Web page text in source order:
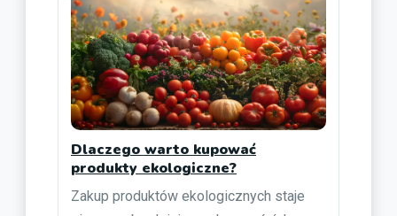
Dlaczego warto kupować
produkty ekologiczne?
Zakup produktów ekologicznych staje